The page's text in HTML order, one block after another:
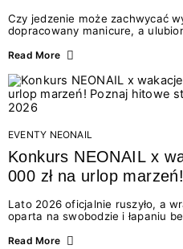
nowych lodów i odbierz
Czy jedzenie może zachwycać
dopracowany manicure, a
świata beauty i oszałamiających
zmysłami: przez soczysty kolor,
orzeźwiający zapach i słodki
NEONAIL łączy siły z marką
na styku jedzenia i piękna....
Read More
EVENTY NEONAIL
Konkurs NEONAIL x
000 zł na urlop
Lato 2026 oficjalnie ruszyło, a
oparta na swobodzie i łapaniu
doświadczenia wakacji – od
Read More